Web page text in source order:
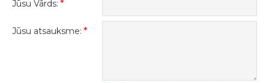
Jūsu Vārds:
Jūsu atsauksme: